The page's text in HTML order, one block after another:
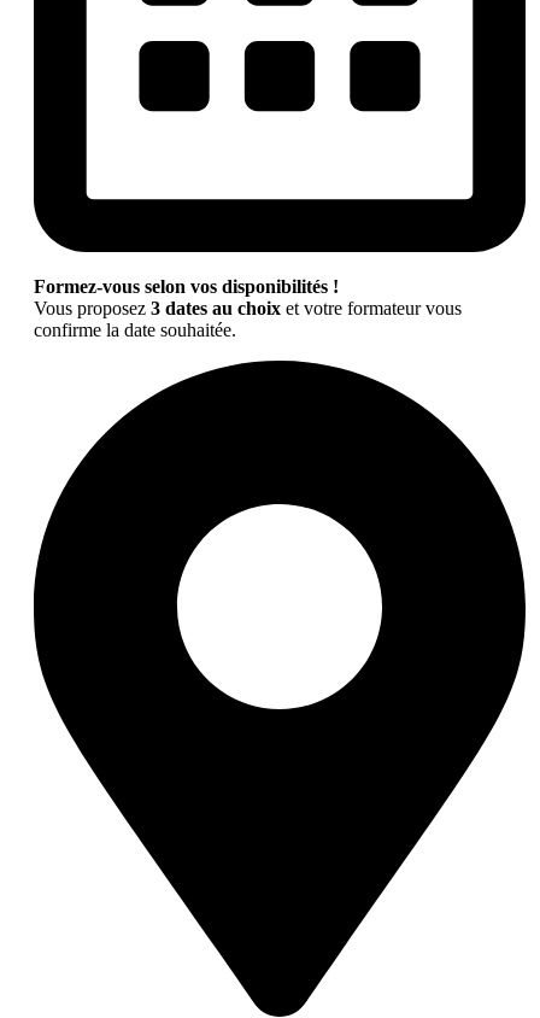
Formez-vous selon vos disponibilités !
Vous proposez 3 dates au choix et votre formateur vous
confirme la date souhaitée.